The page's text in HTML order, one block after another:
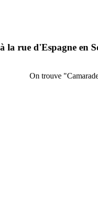
la rue d'Espagne en
On trouve